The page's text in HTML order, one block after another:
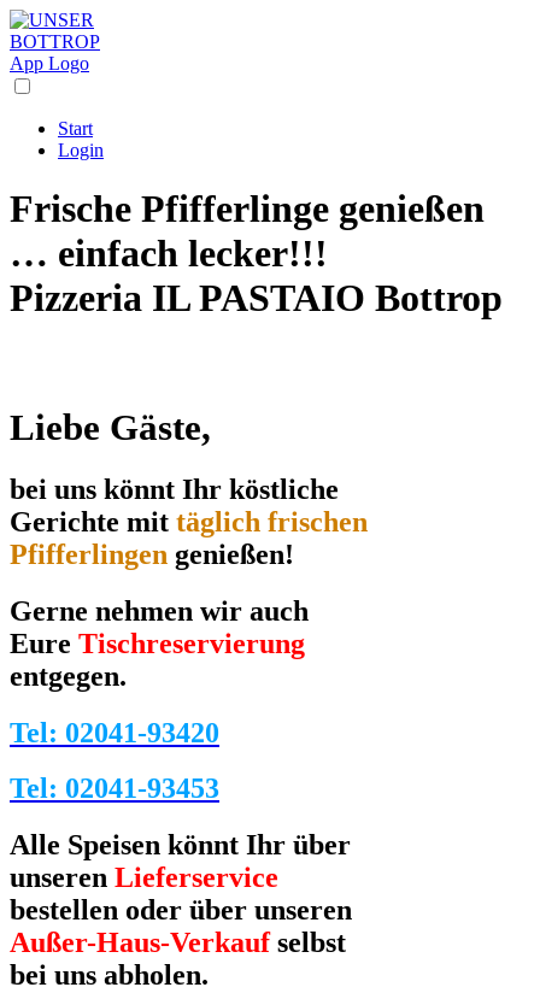
Start
Login
Frische Pfifferlinge genießen
… einfach lecker!!!
Pizzeria IL PASTAIO Bottrop
Liebe Gäste,
bei uns könnt Ihr köstliche
Gerichte mit täglich frischen
Pfifferlingen genießen!
Gerne nehmen wir auch
Eure Tischreservierung
entgegen.
Tel: 02041-93420
Tel: 02041-93453
Alle Speisen könnt Ihr über
unseren Lieferservice
bestellen oder über unseren
Außer-Haus-Verkaufselbst
bei uns abholen.